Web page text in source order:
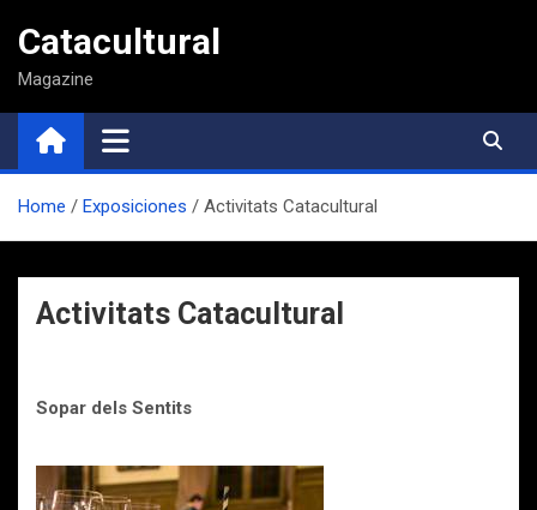
contenido
Catacultural
Magazine
Home Exposiciones Activitats Catacultural
Activitats Catacultural
Sopar dels Sentits